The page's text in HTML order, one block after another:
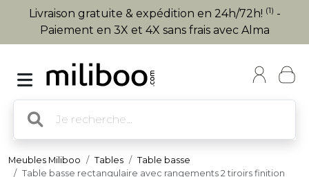
Livraison gratuite & expédition en 24h/72h! (1) -
Paiement en 3X et 4X sans frais avec Alma
Meubles Miliboo Tables
Table basse
Table basse rectangulaire avec rangements 2 tiroirs finition